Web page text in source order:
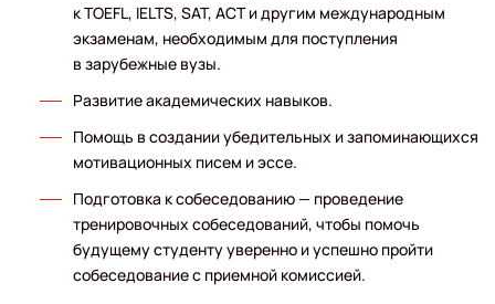
к TOEFL, IELTS, SAT, ACT и другим международным
экзаменам, необходимым для поступления
в зарубежные вузы.
Развитие академических навыков.
Помощь в создании убедительных и запоминающихся
мотивационных писем и эссе.
Подготовка к собеседованию — проведение
тренировочных собеседований, чтобы помочь
будущему студенту уверенно и успешно пройти
собеседование с приемной комиссией.